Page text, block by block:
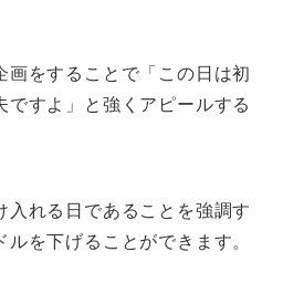
画をすることで「この日は初
ですよ」と強くアピールする
入れる日であることを強調す
を下げることができます。